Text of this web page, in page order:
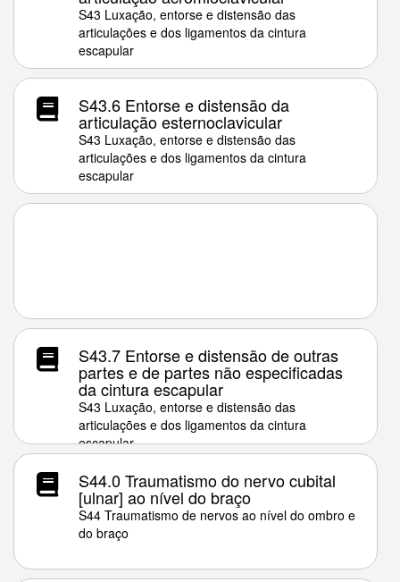
S43 Luxação, entorse e distensão das
articulações e dos ligamentos da cintura
escapular
S43.6 Entorse e distensão da
articulação esternoclavicular
S43 Luxação, entorse e distensão das
articulações e dos ligamentos da cintura
escapular
S43.7 Entorse e distensão de outras
partes e de partes não especificadas
da cintura escapular
S43 Luxação, entorse e distensão das
articulações e dos ligamentos da cintura
escapular
S44.0 Traumatismo do nervo cubital
[ulnar] ao nível do braço
S44 Traumatismo de nervos ao nível do ombro e
do braço